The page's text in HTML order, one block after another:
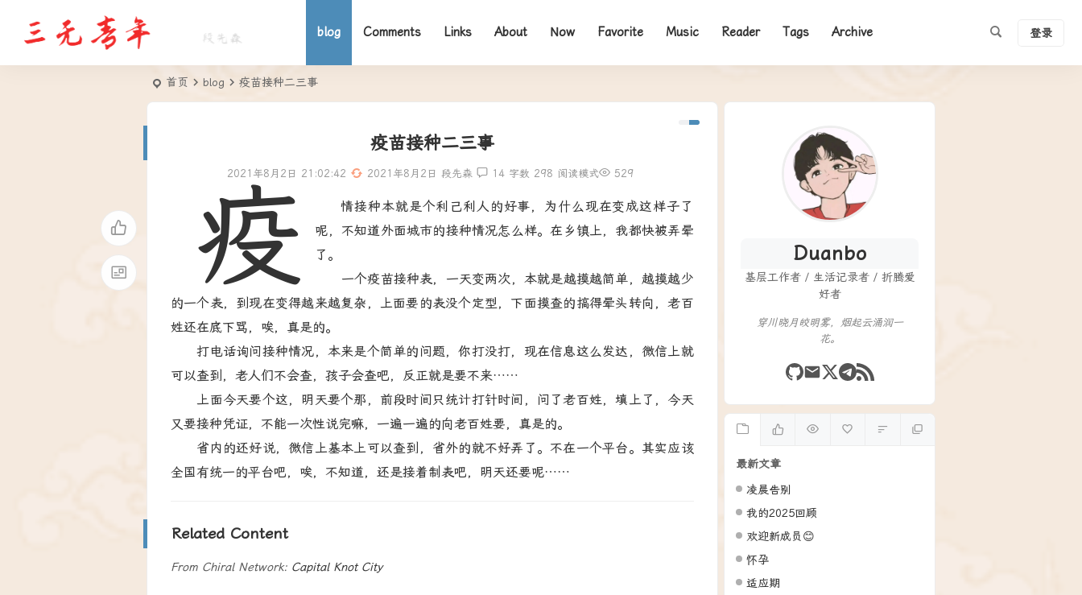
blog Comments Links About Now Favorite Music Reader Tags Archive 登录
首页 blog 疫苗接种二三事
疫苗接种二三事
2021年8月2日 21:02:42 2021年8月2日 段先森 14 529
字数 298 阅读模式
疫
情接种本就是个利己利人的好事，为什么现在变成这样子了
呢，不知道外面城市的接种情况怎么样。在乡镇上，我都快被弄晕
了。
一个疫苗接种表，一天变两次，本就是越摸越简单，越摸越少
的一个表，到现在变得越来越复杂，上面要的表没个定型，下面摸查的搞得晕头转向，老百
姓还在底下骂，唉，真是的。
打电话询问接种情况，本来是个简单的问题，你打没打，现在信息这么发达，微信上就
可以查到，老人们不会查，孩子会查吧，反正就是要不来……
上面今天要个这，明天要个那，前段时间只统计打针时间，问了老百姓，填上了，今天
又要接种凭证，不能一次性说完嘛，一遍一遍的向老百姓要，真是的。
省内的还好说，微信上基本上可以查到，省外的就不好弄了。不在一个平台。其实应该
全国有统一的平台吧，唉，不知道，还是接着制表吧，明天还要呢……
Related Content
From Chiral Network: Capital Knot City
Duanbo
基层工作者 / 生活记录者 / 折腾爱
好者
穿川晓月皎明雾，烟起云涌润一
花。
最新文章
凌晨告别
我的2025回顾
欢迎新成员😊
怀孕
适应期